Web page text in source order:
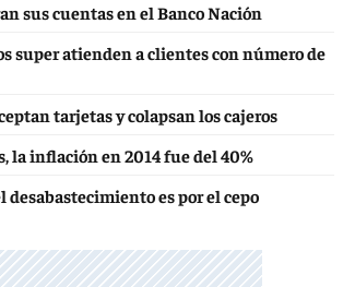
sus cuentas en el Banco Nación
super atienden a clientes con número de
tarjetas y colapsan los cajeros
la inflación en 2014 fue del 40%
desabastecimiento es por el cepo